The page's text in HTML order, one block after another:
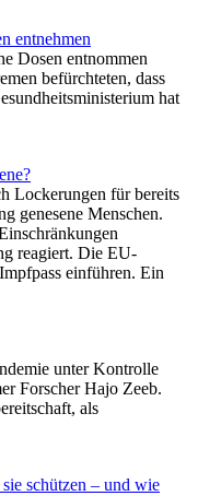
entnehmen
Dosen entnommen
befürchteten, dass
hat
Lockerungen für bereits
genesene Menschen.
reagiert. Die EU-
einführen. Ein
unter Kontrolle
Forscher Hajo Zeeb.
als
schützen – und wie